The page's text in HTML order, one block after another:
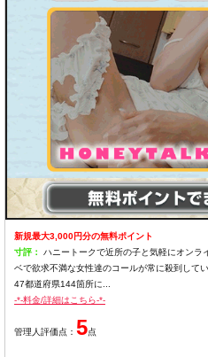
新規最大3,000円分の無料ポイント
寸評：
ハニートークで近所の子と気軽にオンラ
ベで欲求不満な女性達のコールが常に殺到して
47都道府県144箇所に...
-*-料金/詳細はこちら-*-
管理人評価点： 5点